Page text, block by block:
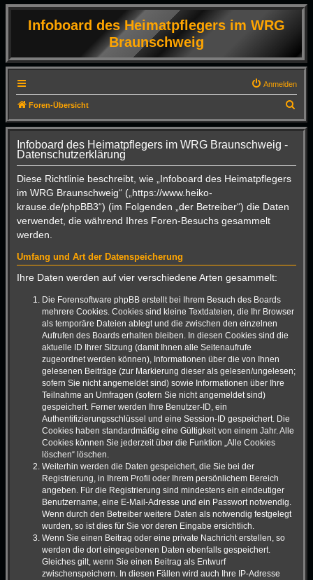
Infoboard des Heimatpflegers im WRG
Braunschweig
Anmelden
Foren-Übersicht
u
Infoboard des Heimatpflegers im WRG Braunschweig -
Datenschutzerklärung
Diese Richtlinie beschreibt, wie „Infoboard des Heimatpflegers
im WRG Braunschweig“ („https://www.heiko-
krause.de/phpBB3“) (im Folgenden „der Betreiber“) die Daten
verwendet, die während Ihres Foren-Besuchs gesammelt
werden.
Umfang und Art der Datenspeicherung
Ihre Daten werden auf vier verschiedene Arten gesammelt:
Die Forensoftware phpBB erstellt bei Ihrem Besuch des Boards
mehrere Cookies. Cookies sind kleine Textdateien, die Ihr Browser
als temporäre Dateien ablegt und die zwischen den einzelnen
Aufrufen des Boards erhalten bleiben. In diesen Cookies sind die
aktuelle ID Ihrer Sitzung (damit Ihnen alle Seitenaufrufe
zugeordnet werden können), Informationen über die von Ihnen
gelesenen Beiträge (zur Markierung dieser als gelesen/ungelesen;
sofern Sie nicht angemeldet sind) sowie Informationen über Ihre
Teilnahme an Umfragen (sofern Sie nicht angemeldet sind)
gespeichert. Ferner werden Ihre Benutzer-ID, ein
Authentifizierungsschlüssel und eine Session-ID gespeichert. Die
Cookies haben standardmäßig eine Gültigkeit von einem Jahr. Alle
Cookies können Sie jederzeit über die Funktion „Alle Cookies
löschen“ löschen.
Weiterhin werden die Daten gespeichert, die Sie bei der
Registrierung, in Ihrem Profil oder Ihrem persönlichem Bereich
angeben. Für die Registrierung sind mindestens ein eindeutiger
Benutzername, eine E-Mail-Adresse und ein Passwort notwendig.
Wenn durch den Betreiber weitere Daten als notwendig festgelegt
wurden, so ist dies für Sie vor deren Eingabe ersichtlich.
Wenn Sie einen Beitrag oder eine private Nachricht erstellen, so
werden die dort eingegebenen Daten ebenfalls gespeichert.
Gleiches gilt, wenn Sie einen Beitrag als Entwurf
zwischenspeichern. In diesen Fällen wird auch Ihre IP-Adresse